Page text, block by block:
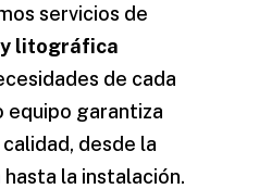
servicios de
litográfica
de cada
garantiza
desde la
la instalación.